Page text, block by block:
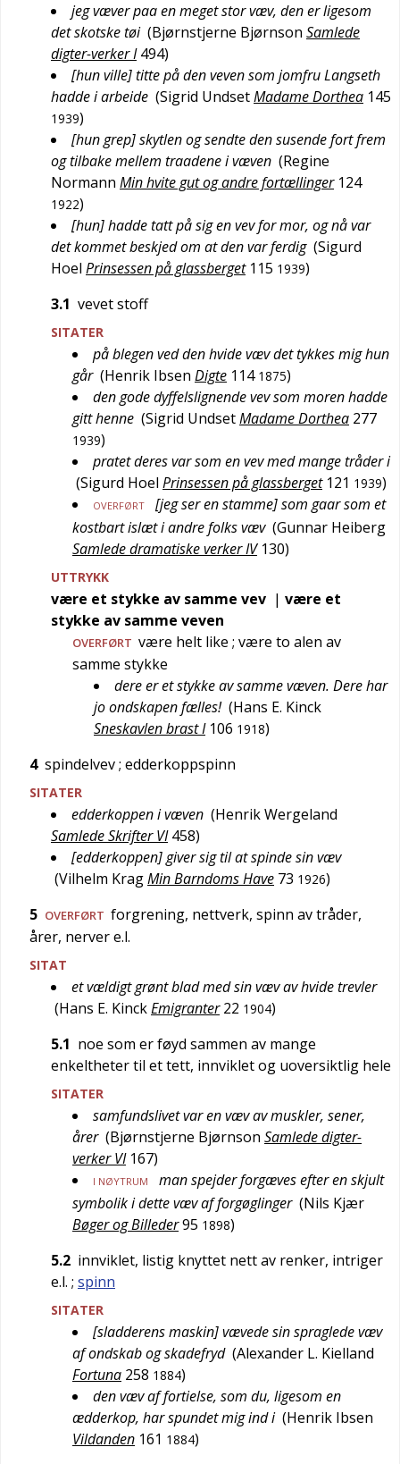
jeg væver paa en meget stor væv, den er ligesom
det skotske tøi (Bjørnstjerne Bjørnson Samlede
digter-verker I 494)
[hun ville] titte på den veven som jomfru Langseth
hadde i arbeide (Sigrid UndsetMadame Dorthea 145
1939)
[hun grep] skytlen og sendte den susende fort frem
og tilbake mellem traadene i væven (Regine
Normann Min hvite gut og andre fortællinger 124
1922)
[hun] hadde tatt på sig en vev for mor, og nå var
det kommet beskjed om at den var ferdig (Sigurd
Hoel Prinsessen på glassberget 115 1939)
3.1 vevet stoff
SITATER
på blegen ved den hvide væv det tykkes mig hun
går (Henrik Ibsen Digte 114 1875)
den gode dyffelslignende vev som moren hadde
gitt henne (Sigrid UndsetMadame Dorthea 277
1939)
pratet deres var som en vev med mange tråder i
(Sigurd Hoel Prinsessen på glassberget 121 1939)
OVERFØRT
[jeg ser en stamme] som gaar som et
kostbart islæt i andre folks væv (Gunnar Heiberg
Samlede dramatiske verker IV 130)
UTTRYKK
være et stykke av samme vev | være et
stykke av samme veven
OVERFØRT være helt like ; være to alen av
samme stykke
dere er et stykke av samme væven. Dere har
jo ondskapen fælles! (Hans E. Kinck
Sneskavlen brast I 106 1918)
4 spindelvev; edderkoppspinn
SITATER
edderkoppen i væven (Henrik Wergeland
Samlede Skrifter VI 458)
[edderkoppen] giver sig til at spinde sin væv
(Vilhelm KragMin Barndoms Have 73 1926)
5 OVERFØRT forgrening, nettverk, spinn av tråder,
årer, nerver e.l.
SITAT
et vældigt grønt blad med sin væv av hvide trevler
(Hans E. KinckEmigranter 22 1904)
5.1 noe som er føyd sammen av mange
enkeltheter til et tett, innviklet og uoversiktlig hele
SITATER
samfundslivet var en væv av muskler, sener,
årer (Bjørnstjerne Bjørnson Samlede digter-
verker VI 167)
I NØYTRUM
man spejder forgæves efter en skjult
symbolik i dette væv af forgøglinger (Nils Kjær
Bøger og Billeder95 1898)
5.2 innviklet, listig knyttet nett av renker, intriger
e.l. ; spinn
SITATER
[sladderens maskin] vævede sin spraglede væv
af ondskab og skadefryd (Alexander L. Kielland
Fortuna 258 1884)
den væv af fortielse, som du, ligesom en
ædderkop, har spundet mig ind i (Henrik Ibsen
Vildanden 161 1884)